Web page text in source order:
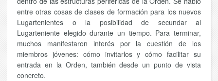
entre otras cosas de clases de formación para los nuevos
Lugartenientes o la posibilidad de secundar al
Lugarteniente elegido durante un tiempo. Para terminar,
muchos manifestaron interés por la cuestión de los
miembros jóvenes: cómo invitarlos y cómo facilitar su
entrada en la Orden, también desde un punto de vista
concreto.